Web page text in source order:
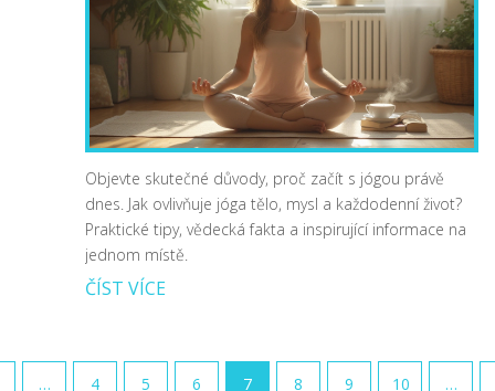
Objevte skutečné důvody, proč začít s jógou právě
dnes. Jak ovlivňuje jóga tělo, mysl a každodenní život?
Praktické tipy, vědecká fakta a inspirující informace na
jednom místě.
ČÍST VÍCE
… 4 5 6 7 8 9 10 …